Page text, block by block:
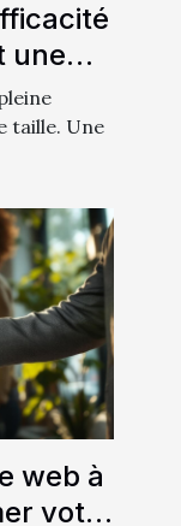
une
taille. Une
web à
votre